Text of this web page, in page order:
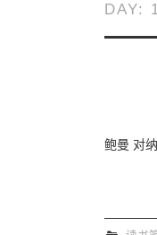
DAY:
鲍曼 对